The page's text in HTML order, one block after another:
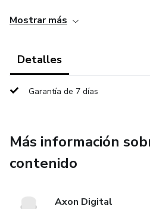
Mostrar más
Detalles
Garantía de 7 días
Más información
contenido
Axon Digital